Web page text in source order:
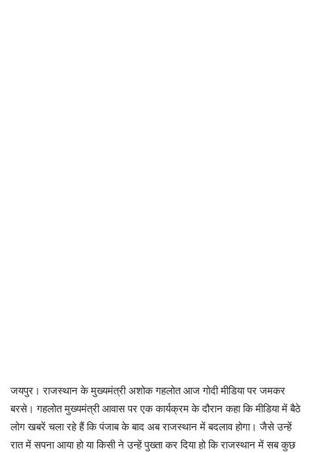
जयपुर। राजस्थान के मुख्यमंत्री अशोक गहलोत आज गोदी मीडिया पर जमकर
बरसे। गहलोत मुख्यमंत्री आवास पर एक कार्यक्रम के दौरान कहा कि मीडिया में बैठे
लोग खबरें चला रहे हैं कि पंजाब के बाद अब राजस्थान में बदलाव होगा। जैसे उन्हें
रात में सपना आया हो या किसी ने उन्हें पुख्ता कर दिया हो कि राजस्थान में सब कुछ